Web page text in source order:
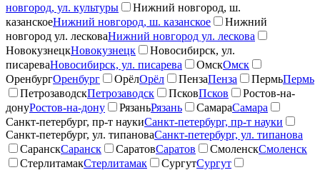
новгород, ул. культуры
Нижний новгород, ш.
казанскоеНижний новгород, ш. казанское
Нижний
новгород ул. лесковаНижний новгород ул. лескова
НовокузнецкНовокузнецк
Новосибирск, ул.
писареваНовосибирск, ул. писарева ОмскОмск
ОренбургОренбург ОрёлОрёл ПензаПенза ПермьПермь
ПетрозаводскПетрозаводск ПсковПсков
Ростов-на-
донуРостов-на-дону РязаньРязань СамараСамара
Санкт-петербург, пр-т наукиСанкт-петербург, пр-т науки
Санкт-петербург, ул. типановаСанкт-петербург, ул. типанова
СаранскСаранск СаратовСаратов СмоленскСмоленск
СтерлитамакСтерлитамак СургутСургут